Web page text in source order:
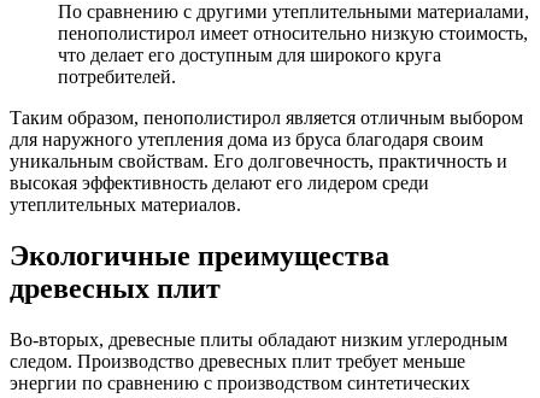
По сравнению с другими утеплительными материалами,
пенополистирол имеет относительно низкую стоимость,
что делает его доступным для широкого круга
потребителей.
Таким образом, пенополистирол является отличным выбором
для наружного утепления дома из бруса благодаря своим
уникальным свойствам. Его долговечность, практичность и
высокая эффективность делают его лидером среди
утеплительных материалов.
Экологичные преимущества
древесных плит
Во-вторых, древесные плиты обладают низким углеродным
следом. Производство древесных плит требует меньше
энергии по сравнению с производством синтетических